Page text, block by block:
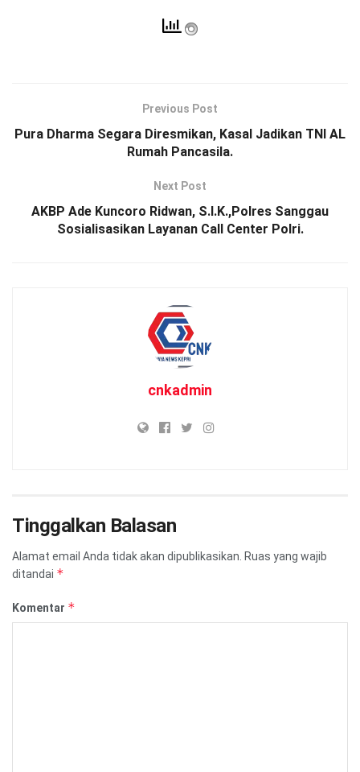
Previous Post
Pura Dharma Segara Diresmikan, Kasal Jadikan TNI AL
Rumah Pancasila.
Next Post
AKBP Ade Kuncoro Ridwan, S.I.K.,Polres Sanggau
Sosialisasikan Layanan Call Center Polri.
cnkadmin
Tinggalkan Balasan
Alamat email Anda tidak akan dipublikasikan. Ruas yang wajib
ditandai *
Komentar *